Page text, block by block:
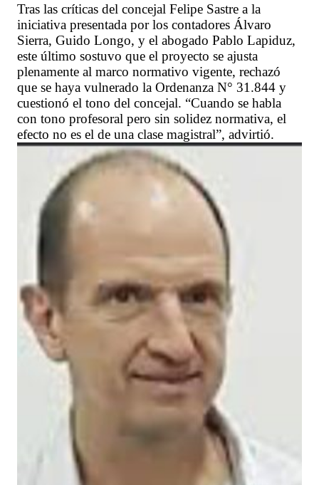
Tras las críticas del concejal Felipe Sastre a la
iniciativa presentada por los contadores Álvaro
Sierra, Guido Longo, y el abogado Pablo Lapiduz,
este último sostuvo que el proyecto se ajusta
plenamente al marco normativo vigente, rechazó
que se haya vulnerado la Ordenanza N° 31.844 y
cuestionó el tono del concejal. “Cuando se habla
con tono profesoral pero sin solidez normativa, el
efecto no es el de una clase magistral”, advirtió.